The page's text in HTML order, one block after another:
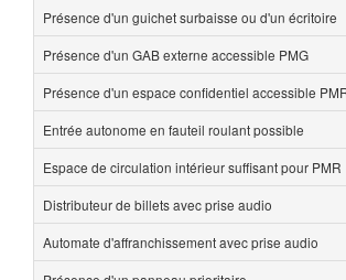
Présence d'un guichet surbaisse ou d'un écritoire
Présence d'un GAB externe accessible PMG
Présence d'un espace confidentiel accessible
Entrée autonome en fauteil roulant possible
Espace de circulation intérieur suffisant pour PMR
Distributeur de billets avec prise audio
Automate d'affranchissement avec prise audio